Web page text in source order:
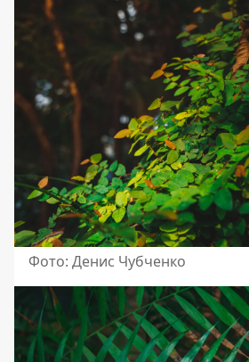
Фото: Денис Чубченко